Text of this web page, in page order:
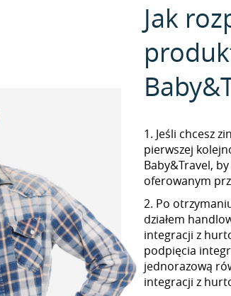
Jak
1. Jeśli chcesz
pierwszej
Baby&Travel,
oferowanym
2. Po
działem
integracji z
podpięcia
jednorazową
integracji z